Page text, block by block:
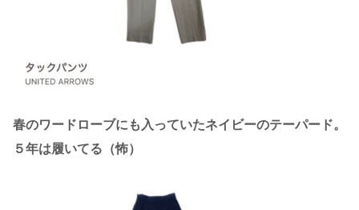
春のワードローブにも入っていたネイビーのテーパード。
５年は履いてる（怖）